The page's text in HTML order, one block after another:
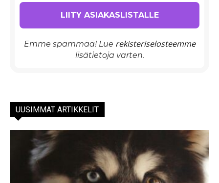
Emme spämmää! Lue rekisteriselosteemme
lisätietoja varten.
UUSIMMAT ARTIKKELIT